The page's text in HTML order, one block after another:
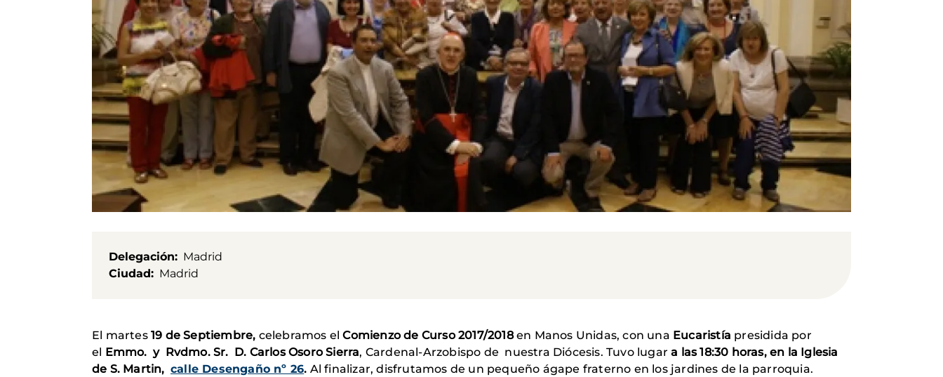
Delegación
Madrid
Ciudad
Madrid
El martes19 de Septiembre, celebramos elComienzo de Curso 2017/2018en Manos Unidas, con una Eucaristía presidida por
el Emmo. y Rvdmo. Sr. D. Carlos Osoro Sierra, Cardenal-Arzobispo de nuestra Diócesis. Tuvo lugara las 18:30 horas, en la Iglesia
de S. Martin, calle Desengaño nº 26. Al finalizar, disfrutamos de un pequeño ágape fraterno en los jardines de la parroquia.